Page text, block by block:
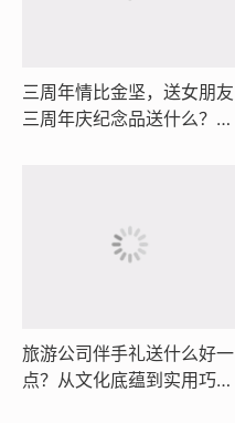
三周年情比金坚，送女朋友
三周年庆纪念品送什么？信
旅游公司伴手礼送什么好一
点？从文化底蕴到实用巧